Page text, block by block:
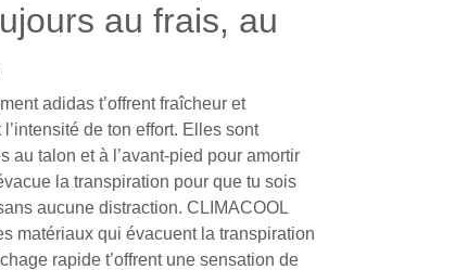
au frais, au
adidas t’offrent fraîcheur et
de ton effort. Elles sont
au talon et à l’avant-pied pour amortir
la transpiration pour que tu sois
aucune distraction. CLIMACOOL
matériaux qui évacuent la transpiration
rapide t’offrent une sensation de